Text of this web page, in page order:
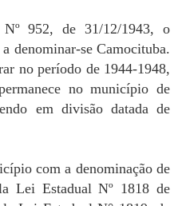
Nº 952, de 31/12/1943, o
denominar-se Camocituba.
no período de 1944-1948,
no município de
em divisão datada de
com a denominação de
Lei Estadual Nº 1818 de